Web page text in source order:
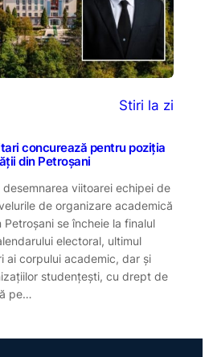
Stiri la zi
concurează pentru poziția
din Petroșani
viitoarei echipei de
de organizare academică
se încheie la finalul
electoral, ultimul
ai corpului academic, dar și
studențești, cu drept de
pe…